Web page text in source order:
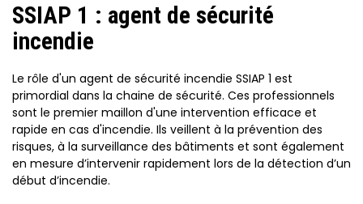
SSIAP 1 : agent de sécurité
incendie
Le rôle d'un agent de sécurité incendie SSIAP 1 est
primordial dans la chaine de sécurité. Ces professionnels
sont le premier maillon d'une intervention efficace et
rapide en cas d'incendie. Ils veillent à la prévention des
risques, à la surveillance des bâtiments et sont également
en mesure d’intervenir rapidement lors de la détection d’un
début d’incendie.